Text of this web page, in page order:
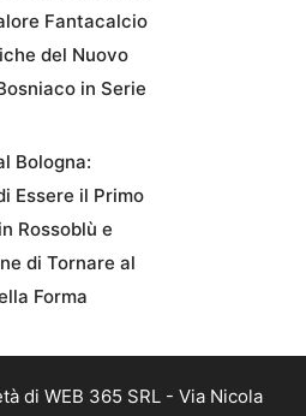
Fantacalcio
del Nuovo
in Serie
Bologna:
Essere il Primo
Rossoblù e
di Tornare al
Forma
di WEB 365 SRL - Via Nicola